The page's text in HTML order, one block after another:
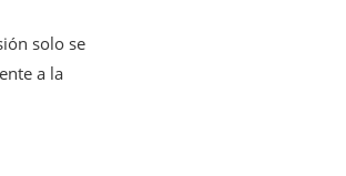
solo se
a la